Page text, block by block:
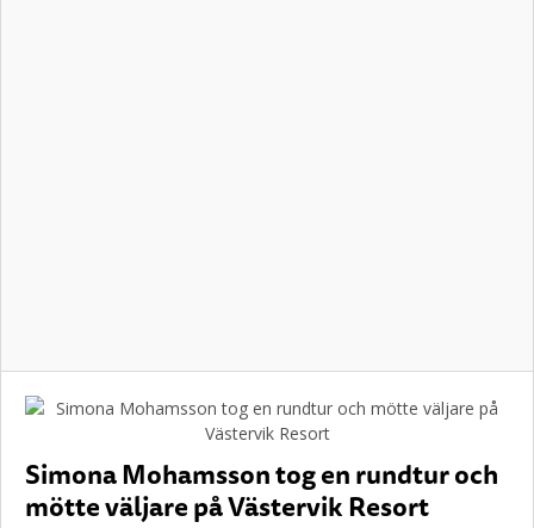
Simona Mohamsson tog en rundtur och
mötte väljare på Västervik Resort